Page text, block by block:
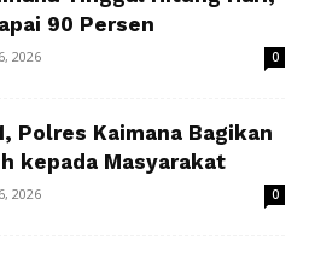
90 Persen
2026 0
Polres Kaimana Bagikan
kepada Masyarakat
2026 0